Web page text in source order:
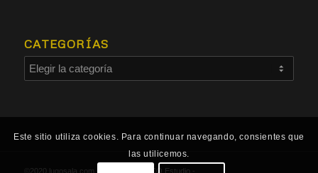
CATEGORÍAS
©2020 lugosala.com - Powered by HCO Estudio -
Este sitio utiliza cookies. Para continuar navegando, consientes que
las utilicemos.